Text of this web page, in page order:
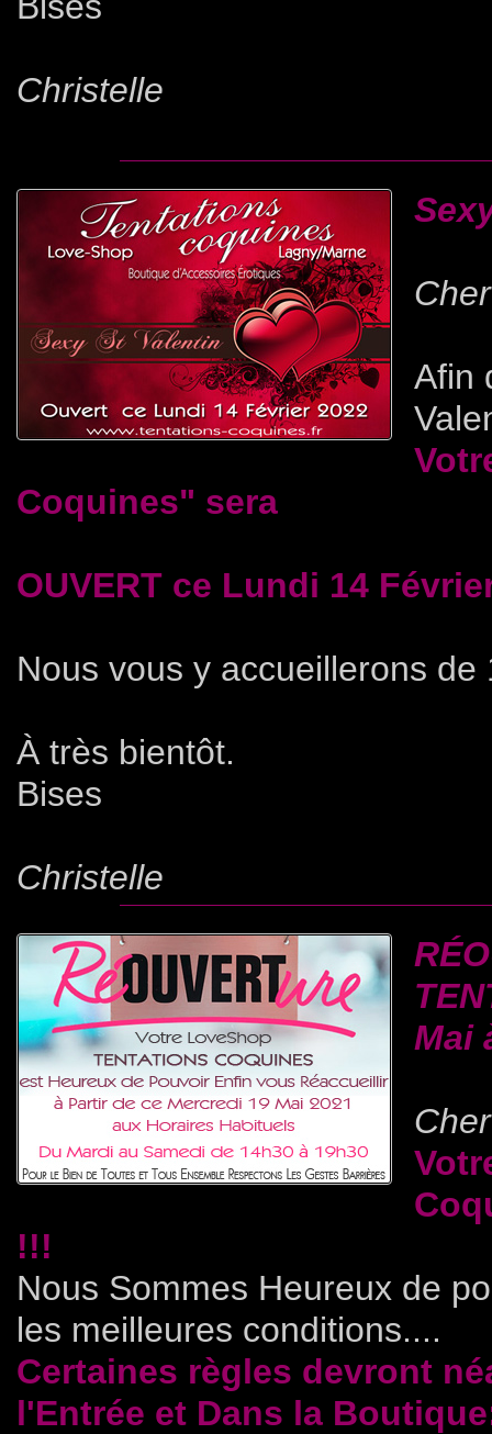
Christelle
Afin
Coquines" sera
OUVERT ce Lundi 14
Nous vous y accueillerons de
À très bientôt.
Bises
Christelle
Mai
!!!
Nous Sommes Heureux de
les meilleures conditions....
Certaines règles devront
l'Entrée et Dans la